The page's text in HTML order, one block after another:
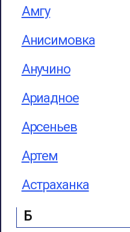
Амгу
Анисимовка
Анучино
Ариадное
Арсеньев
Артем
Астраханка
Б